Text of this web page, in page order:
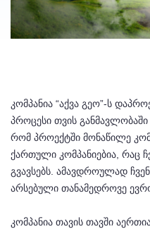
კომპანია “აქვა გეო”-ს
პროცესი თვის განმავლობაში
რომ პროექტში მონაწილე
ქართული კომპანიებია, რაც
გვავსებს. ამავდროულად
არსებული თანამედროვე
კომპანია თავის თავში